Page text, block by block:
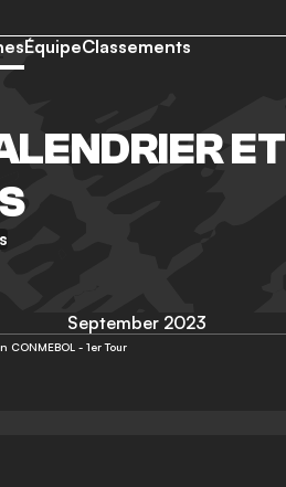
ÉquipeClassements
ET
September 2023
- 1er Tour